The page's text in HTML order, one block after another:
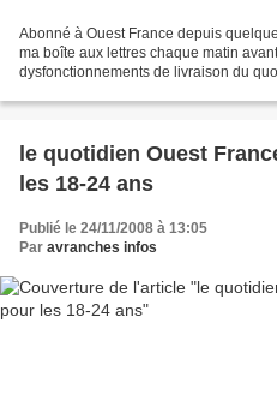
Abonné à Ouest France depuis
ma boîte aux lettres chaque matin
dysfonctionnements de livraison du
le quotidien Ouest
les 18-24 ans
Publié le 24/11/2008 à 13:05
Par avranches infos